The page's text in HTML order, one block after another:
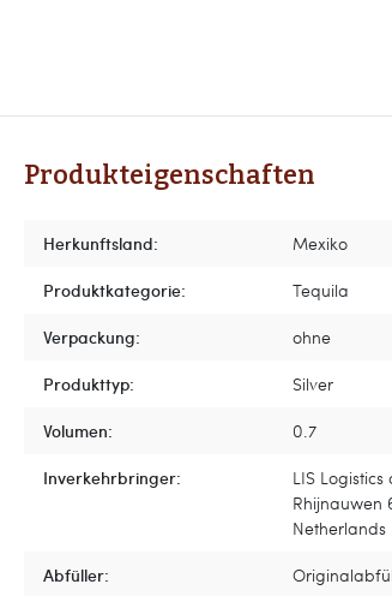
Produkteigenschaften
Herkunftsland:
Mexiko
Produktkategorie:
Tequila
Verpackung:
ohne
Produkttyp:
Silver
Volumen:
0.7
Inverkehrbringer:
LIS
Rhijnauwen
Netherlands
Abfüller: